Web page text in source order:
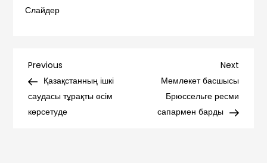
Слайдер
Навигация
по
Previous
Post
Previous
Қазақстанның ішкі
саудасы тұрақты өсім
көрсетуде
Next
Post
Next
Мемлекет басшысы
Брюссельге ресми
сапармен барды